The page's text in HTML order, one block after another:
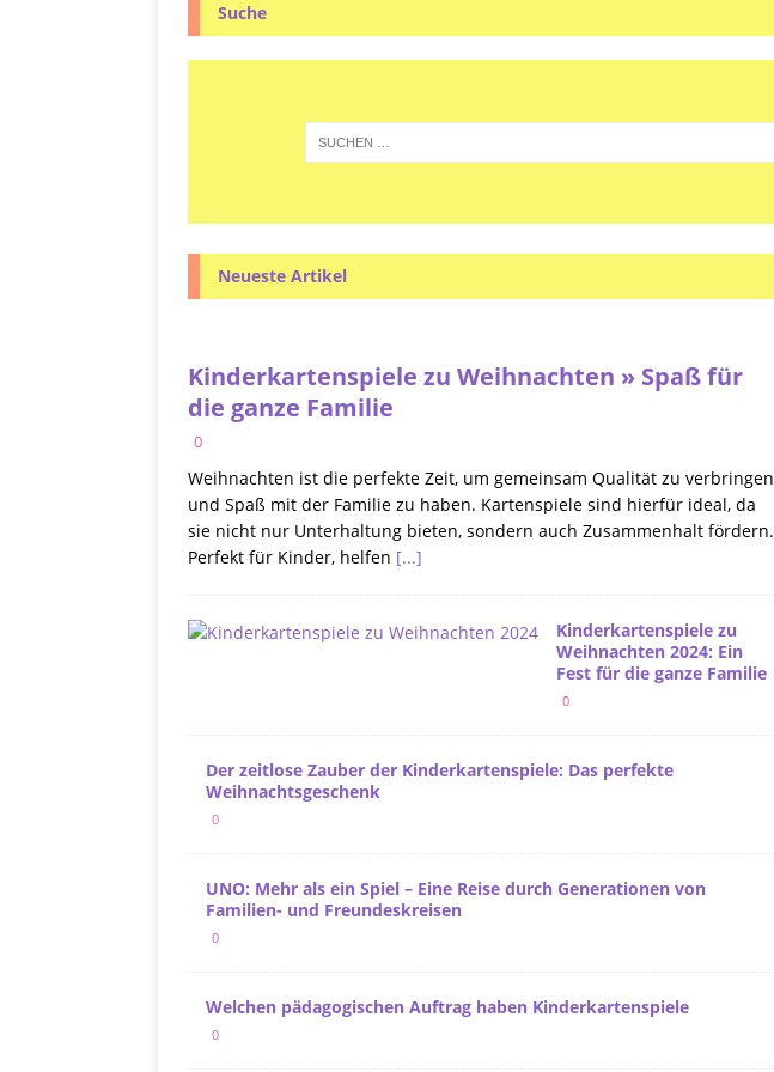
Suche
Neueste Artikel
Kinderkartenspiele zu Weihnachten » Spaß für
die ganze Familie
0
Weihnachten ist die perfekte Zeit, um gemeinsam Qualität zu verbringen
und Spaß mit der Familie zu haben. Kartenspiele sind hierfür ideal, da
sie nicht nur Unterhaltung bieten, sondern auch Zusammenhalt fördern.
Perfekt für Kinder, helfen [...]
Kinderkartenspiele zu
Weihnachten 2024: Ein
Fest für die ganze Familie
0
Der zeitlose Zauber der Kinderkartenspiele: Das perfekte
Weihnachtsgeschenk
0
UNO: Mehr als ein Spiel – Eine Reise durch Generationen von
Familien- und Freundeskreisen
0
Welchen pädagogischen Auftrag haben Kinderkartenspiele
0